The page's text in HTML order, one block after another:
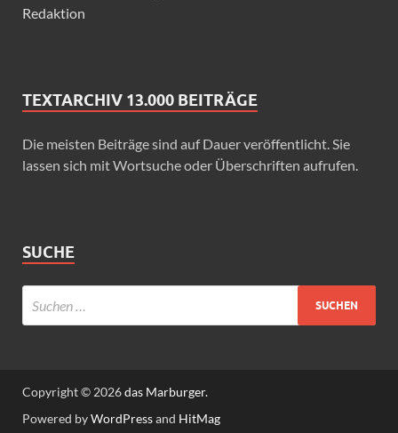
Redaktion
TEXTARCHIV 13.000 BEITRÄGE
Die meisten Beiträge sind auf Dauer veröffentlicht. Sie
lassen sich mit Wortsuche oder Überschriften aufrufen.
SUCHE
Copyright © 2026das Marburger.
Powered byWordPressand HitMag